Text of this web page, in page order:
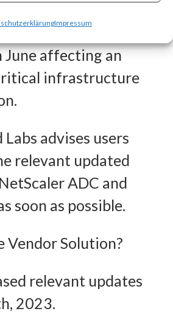
Impressum
was exploited as a
June affecting an
infrastructure
advises users
relevant updated
ADC and
soon as possible.
Vendor Solution?
relevant updates
2023.